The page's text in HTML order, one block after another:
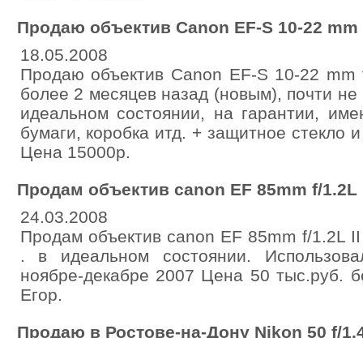
Продаю объектив Canon EF-S 10-22 mm
18.05.2008
Продаю объектив Canon EF-S 10-22 mm
более 2 месяцев назад (новым), почти не
идеальном состоянии, на гарантии,
бумаги, коробка итд. + защитное стекло
Цена 15000р.
Продам объектив canon EF 85mm f/1.2L
24.03.2008
Продам объектив canon EF 85mm f/1.2L
. в идеальном состоянии.
ноябре-декабре 2007 Цена 50 тыс.руб.
Егор.
Продаю в Ростове-на-Дону Nikon 50 f/